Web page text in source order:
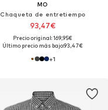
MO
Chaqueta de entretiempo
93,47€
Precio original: 169,95€
Último precio más bajo:93,47€
+1